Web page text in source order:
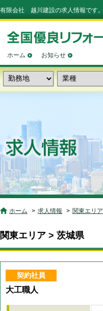
有限会社 越川建設の求人情報です。
ホーム お知らせ
ホーム 求人情報 関東エリア
関東エリア 茨城県
契約社員
大工職人